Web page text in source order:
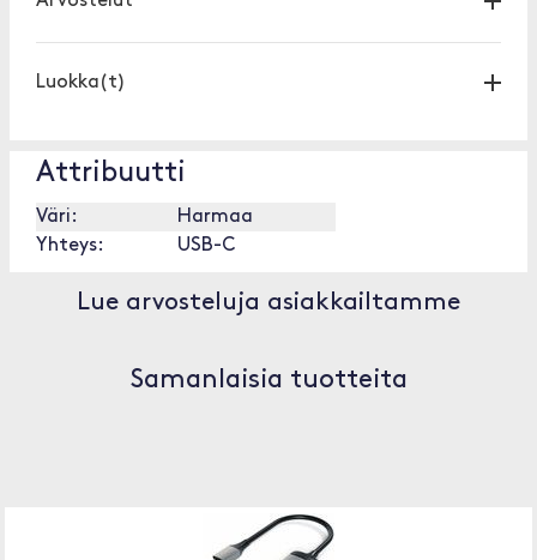
Luokka(t)
Attribuutti
Väri:
Harmaa
Yhteys:
USB-C
Lue arvosteluja asiakkailtamme
Samanlaisia tuotteita